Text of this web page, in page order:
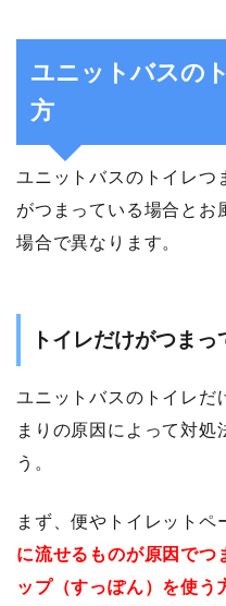
ユニットバスの
方
ユニットバスのトイレつ
がつまっている場合とお
場合で異なります。
トイレだけがつま
ユニットバスのトイレだ
まりの原因によって対処
う。
まず、便やトイレットペ
に流せるものが原因でつ
ップ（すっぽん）を使う